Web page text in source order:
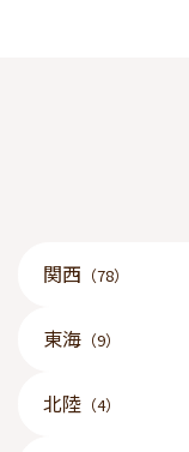
関西 （78）
東海 （9）
北陸 （4）